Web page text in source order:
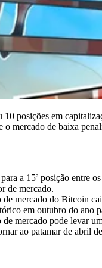
posições em
o mercado de baixa
a 15ª posição entre
de mercado.
de mercado do Bitcoin
em outubro do ano
mercado pode levar
ao patamar de abril